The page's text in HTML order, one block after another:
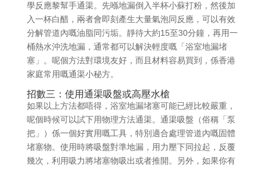
學反應黎幫手通渠。先喺地漏倒入半杯小蘇打粉，然後加
入一杯白醋，兩者會即刻產生大量氣泡同反應，可以有效
分解管道內嘅油脂同污垢。靜待大約15至30分鐘，再用一
桶熱水沖洗地漏，通常都可以解決輕度嘅「浴室地漏堵
塞」。呢個方法對環境友好，而且材料容易買到，係香港
家庭常用嘅通渠小秘方。
招數三：使用通渠吸盤或高壓水槍
如果以上方法都唔得，浴室地漏堵塞可能已經比較嚴重，
呢個時候可以試下用物理方法通渠。通渠吸盤（俗稱「泵
把」）係一個好實用嘅工具，特別適合處理管道內嘅固體
堵塞物。使用時將吸盤對準地漏，用力壓下同拉起，反覆
幾次，利用吸力將堵塞物吸出或者推開。另外，如果你有